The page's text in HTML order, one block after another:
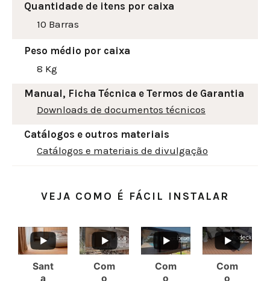
Quantidade de itens por caixa
10 Barras
Peso médio por caixa
8 Kg
Manual, Ficha Técnica e Termos de Garantia
Downloads de documentos técnicos
Catálogos e outros materiais
Catálogos e materiais de divulgação
VEJA COMO É FÁCIL INSTALAR
Sant
a
Com
o
Com
o
Com
o